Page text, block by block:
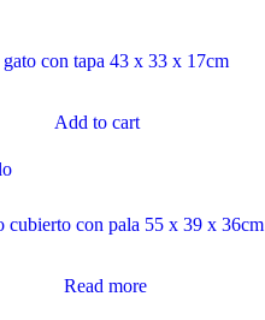
con tapa 43 x 33 x 17cm
Add to cart
cubierto con pala 55 x 39 x 36cm
Read more